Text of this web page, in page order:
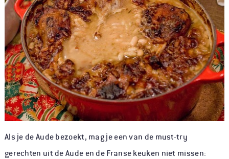
Als je de Aude bezoekt, mag je een van de must-try
gerechten uit de Aude en de Franse keuken niet missen: